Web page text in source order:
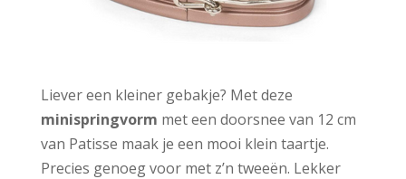
Liever een kleiner gebakje? Met deze
minispringvorm met een doorsnee van 12 cm
van Patisse maak je een mooi klein taartje.
Precies genoeg voor met z’n tweeën. Lekker